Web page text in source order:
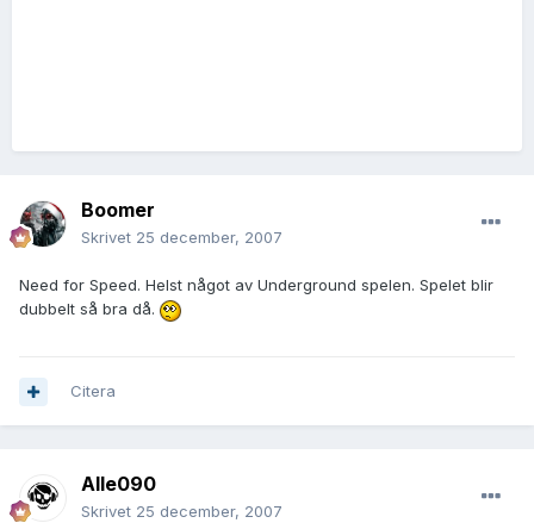
Boomer
Skrivet 25 december, 2007
Need for Speed. Helst något av Underground spelen. Spelet blir
dubbelt så bra då.
Citera
Alle090
Skrivet 25 december, 2007